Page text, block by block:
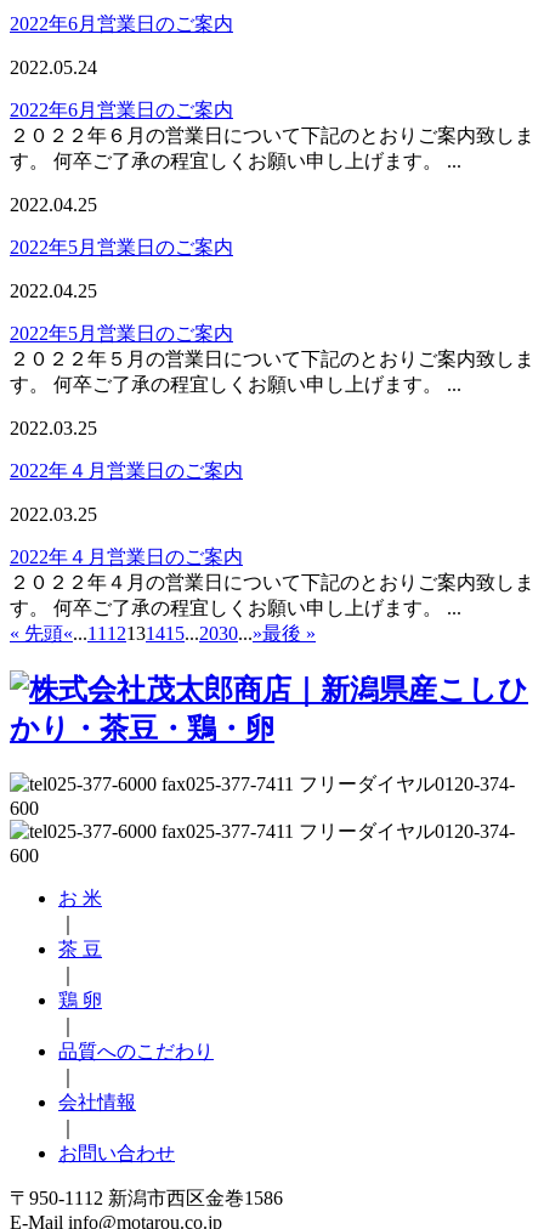
2022年6月営業日のご案内
2022.05.24
2022年6月営業日のご案内
２０２２年６月の営業日について下記のとおりご案内致しま
す。 何卒ご了承の程宜しくお願い申し上げます。 ...
2022.04.25
2022年5月営業日のご案内
2022.04.25
2022年5月営業日のご案内
２０２２年５月の営業日について下記のとおりご案内致しま
す。 何卒ご了承の程宜しくお願い申し上げます。 ...
2022.03.25
2022年４月営業日のご案内
2022.03.25
2022年４月営業日のご案内
２０２２年４月の営業日について下記のとおりご案内致しま
す。 何卒ご了承の程宜しくお願い申し上げます。 ...
« 先頭«...11 12131415...2030...»最後 »
お 米
茶 豆
鶏 卵
品質へのこだわり
会社情報
お問い合わせ
〒950-1112 新潟市西区金巻1586
E-Mail info@motarou.co.jp